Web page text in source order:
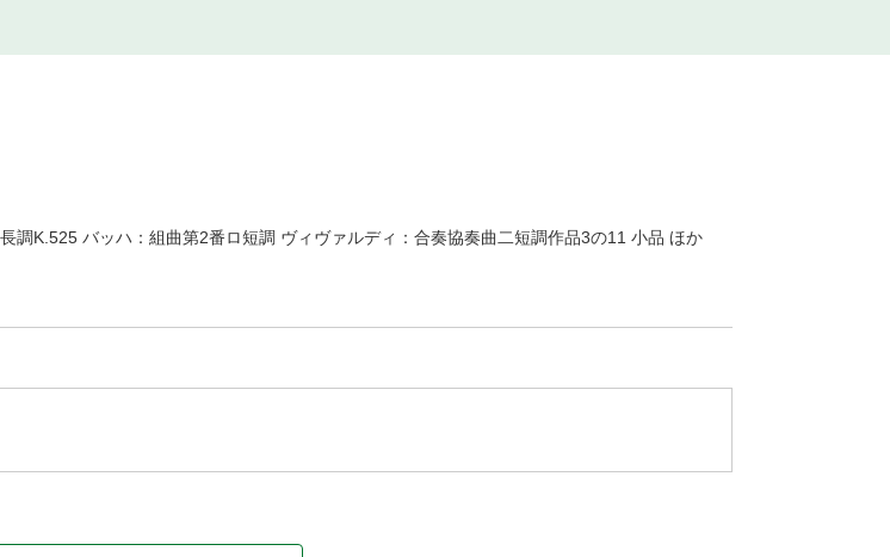
調K.525 バッハ：組曲第2番ロ短調 ヴィヴァルディ：合奏協奏曲二短調作品3の11 小品 ほか